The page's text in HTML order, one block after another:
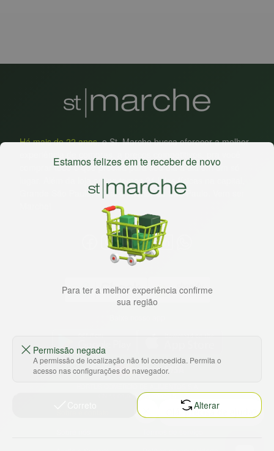
Há mais de 22 anos, o St. Marche busca oferecer a melhor
comprar tudo o que precisa para seu dia a dia em um só
lugar. Além da loja online temos 31 lojas físicas na capital,
Grande São Paulo, litoral e interior de São Paulo. Vem ser
CNPJ: 09.000.493/0002-15
Termos e políticas
Estamos felizes em te receber de novo
Para ter a melhor experiência confirme
sua região
Permissão negada
A permissão de localização não foi concedida. Permita o
acesso nas configurações do navegador.
Alterar